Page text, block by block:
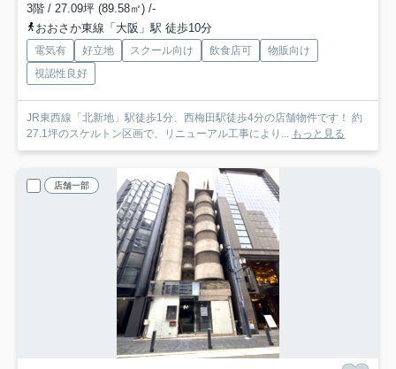
3階 / 27.09坪 (89.58㎡) /-
おおさか東線「大阪」駅 徒歩10分
電気有 好立地 スクール向け 飲食店可
物販向け
視認性良好
JR東西線「北新地」駅徒歩1分、西梅田駅徒歩4分の店舗物件です！ 約
27.1坪のスケルトン区画で、リニューアル工事により... もっと見る
店舗一部